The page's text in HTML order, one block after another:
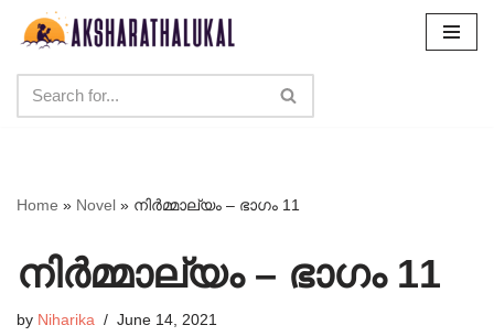
content
Home » Novel » നിർമ്മാല്യം – ഭാഗം 11
നിർമ്മാല്യം – ഭാഗം 11
by Niharika June 14, 2021